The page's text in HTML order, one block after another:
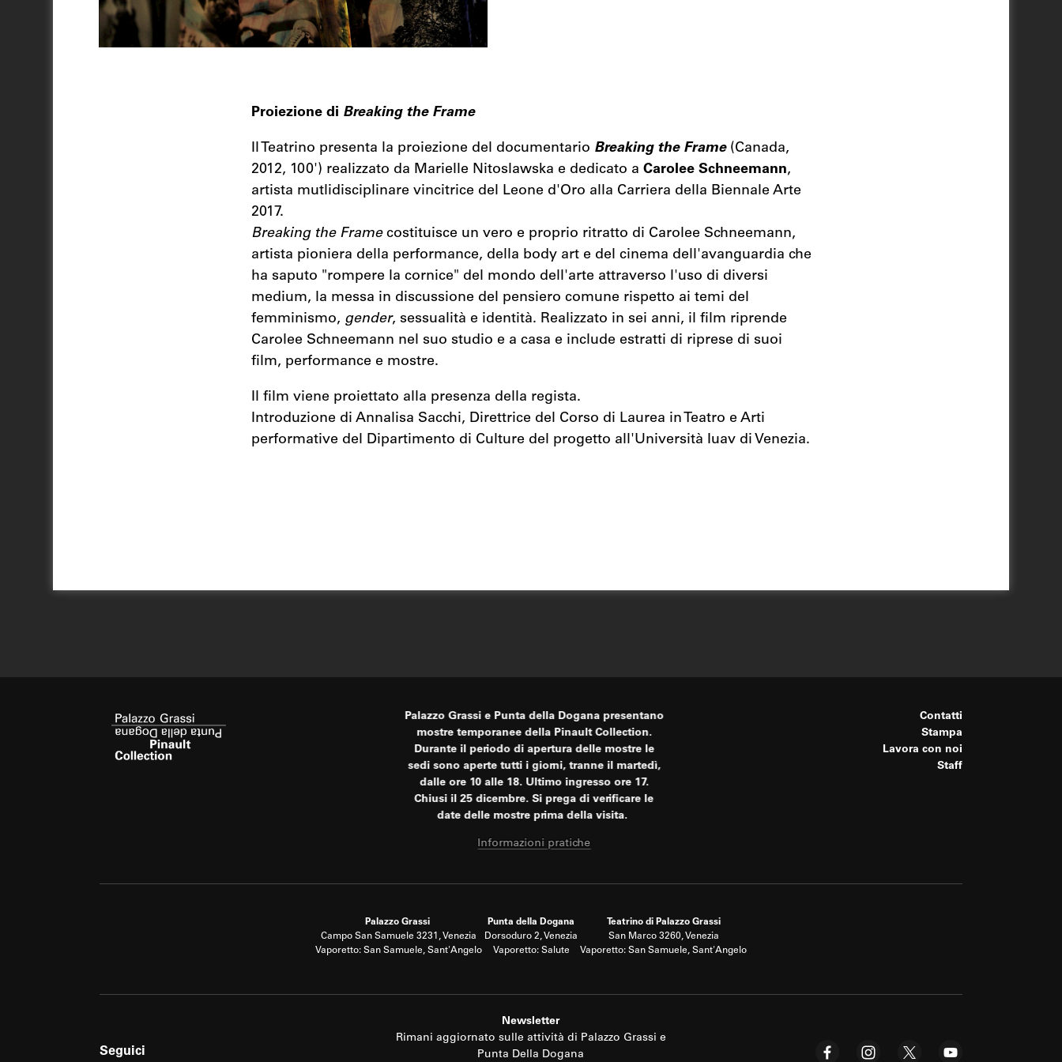
Proiezione di Breaking the Frame
Il Teatrino presenta la proiezione del documentario Breaking the Frame (Canada,
2012, 100') realizzato da Marielle Nitoslawska e dedicato a Carolee Schneemann,
artista mutlidisciplinare vincitrice del Leone d'Oro alla Carriera della Biennale Arte
2017.
Breaking the Framecostituisce un vero e proprio ritratto di Carolee Schneemann,
artista pioniera della performance, della body art e del cinema dell'avanguardia che
ha saputo "rompere la cornice" del mondo dell'arte attraverso l'uso di diversi
medium, la messa in discussione del pensiero comune rispetto ai temi del
femminismo, gender, sessualità e identità. Realizzato in sei anni, il film riprende
Carolee Schneemann nel suo studio e a casa e include estratti di riprese di suoi
film, performance e mostre.
Il film viene proiettato alla presenza della regista.
Introduzione di Annalisa Sacchi, Direttrice del Corso di Laurea in Teatro e Arti
performative del Dipartimento di Culture del progetto all'Università Iuav di Venezia.
Palazzo Grassi e Punta della Dogana presentano
mostre temporanee della Pinault Collection.
Durante il periodo di apertura delle mostre le
sedi sono aperte tutti i giorni, tranne il martedì,
dalle ore 10 alle 18. Ultimo ingresso ore 17.
Chiusi il 25 dicembre. Si prega di verificare le
date delle mostre prima della visita.
Informazioni pratiche
Contatti
Stampa
Lavora con noi
Staff
Palazzo Grassi
Campo San Samuele 3231, Venezia
Vaporetto: San Samuele, Sant'Angelo
Punta della Dogana
Dorsoduro 2, Venezia
Vaporetto: Salute
Teatrino di Palazzo Grassi
San Marco 3260, Venezia
Vaporetto: San Samuele, Sant'Angelo
Seguici
Newsletter
Rimani aggiornato sulle attività di Palazzo Grassi e
Punta Della Dogana